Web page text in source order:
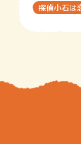
探偵小石は